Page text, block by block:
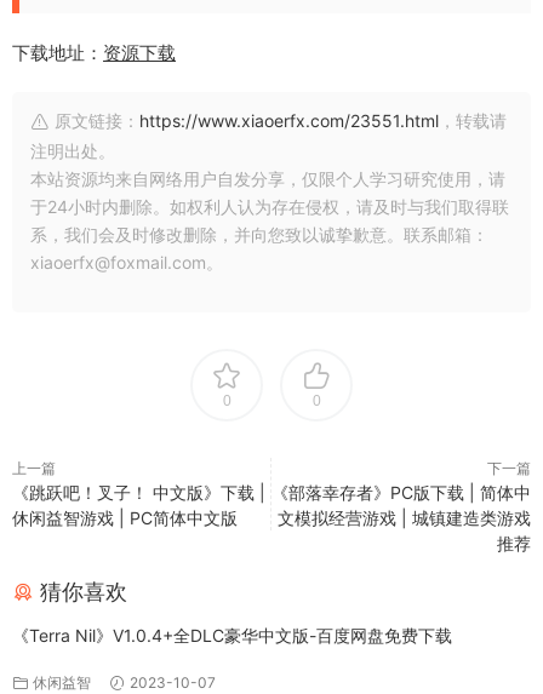
下载地址： 资源下载
原文链接： https://www.xiaoerfx.com/23551.html ，转载请
注明出处。
本站资源均来自网络用户自发分享，仅限个人学习研究使用，请
于24小时内删除。如权利人认为存在侵权，请及时与我们取得联
系，我们会及时修改删除，并向您致以诚挚歉意。联系邮箱：
xiaoerfx@foxmail.com。
0 0
上一篇
《跳跃吧！叉子！ 中文版》下载 |
休闲益智游戏 | PC简体中文版
下一篇
《部落幸存者》PC版下载 | 简体中
文模拟经营游戏 | 城镇建造类游戏
推荐
猜你喜欢
《Terra Nil》V1.0.4+全DLC豪华中文版-百度网盘免费下载
休闲益智 2023-10-07